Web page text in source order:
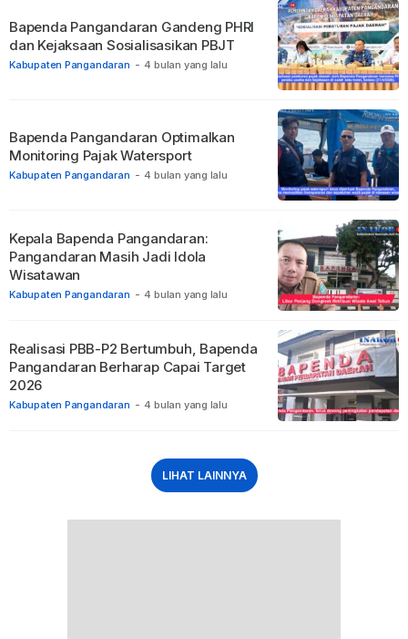
Kabupaten Pangandaran - 4 bulan yang lalu
Bapenda Pangandaran Gandeng PHRI
dan Kejaksaan Sosialisasikan PBJT
Kabupaten Pangandaran - 4 bulan yang lalu
Bapenda Pangandaran Optimalkan
Monitoring Pajak Watersport
Kabupaten Pangandaran - 4 bulan yang lalu
Kepala Bapenda Pangandaran:
Pangandaran Masih Jadi Idola
Wisatawan
Kabupaten Pangandaran - 4 bulan yang lalu
Realisasi PBB-P2 Bertumbuh, Bapenda
Pangandaran Berharap Capai Target
2026
LIHAT LAINNYA